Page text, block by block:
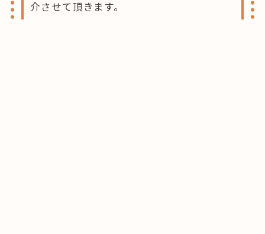
介させて頂きます。